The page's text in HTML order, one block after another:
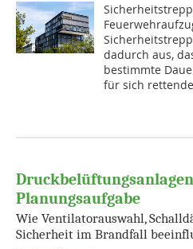
dadurch aus,
bestimmte
für sich
Planungsaufgabe
Wie Ventilatorauswahl,
Sicherheit im Brandfall